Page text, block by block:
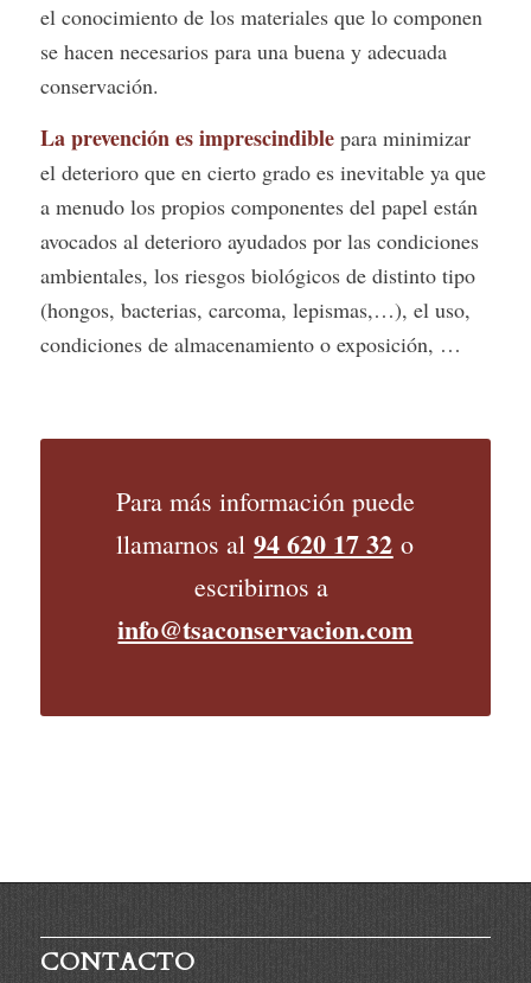
el conocimiento de los materiales que lo componen
se hacen necesarios para una buena y adecuada
conservación.
La prevención es imprescindiblepara minimizar
el deterioro que en cierto grado es inevitable ya que
a menudo los propios componentes del papel están
avocados al deterioro ayudados por las condiciones
ambientales, los riesgos biológicos de distinto tipo
(hongos, bacterias, carcoma, lepismas,…), el uso,
condiciones de almacenamiento o exposición, …
Para más información puede
llamarnos al 94 620 17 32 o
escribirnos a
info@tsaconservacion.com
CONTACTO